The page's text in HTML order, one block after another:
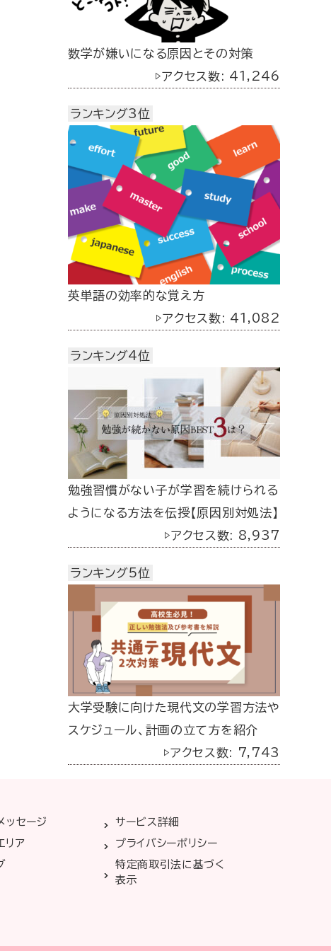
数学が嫌いになる原因とその対策
▷アクセス数: 41,246
ランキング3位
英単語の効率的な覚え方
▷アクセス数: 41,082
ランキング4位
勉強習慣がない子が学習を続けられる
ようになる方法を伝授【原因別対処法】
▷アクセス数: 8,937
ランキング5位
大学受験に向けた現代文の学習方法や
スケジュール、計画の立て方を紹介
▷アクセス数: 7,743
ッセージ
サービス詳細
リア
プライバシーポリシー
特定商取引法に基づく
表示